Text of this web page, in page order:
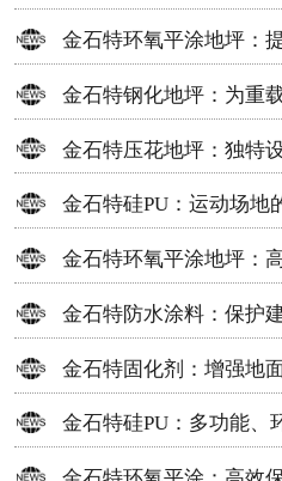
案
金石特环氧平涂地坪：
选择
金石特钢化地坪：为重
金石特压花地坪：独特
地面材料
金石特硅PU：运动场地
金石特环氧平涂地坪：
决方案
金石特防水涂料：保护
方案
金石特固化剂：增强地
金石特硅PU：多功能、